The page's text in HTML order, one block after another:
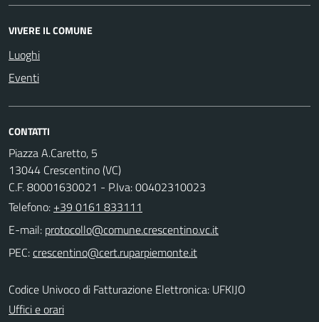
VIVERE IL COMUNE
Luoghi
Eventi
CONTATTI
Piazza A.Caretto, 5
13044 Crescentino (VC)
C.F. 80001630021 - P.Iva: 00402310023
Telefono: +39 0161 833111
E-mail:
PEC:
Codice Univoco di Fatturazione Elettronica: UFKIJO
Uffici e orari